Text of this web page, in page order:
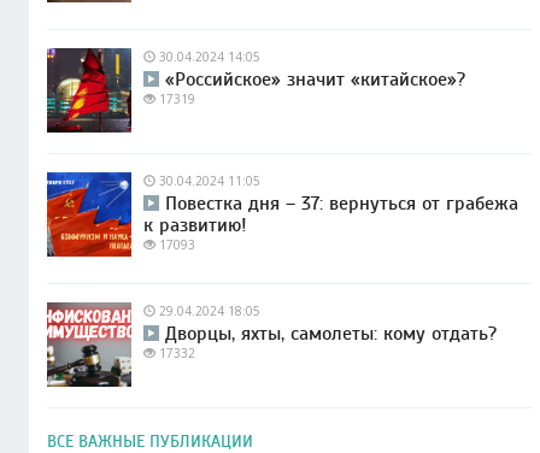
30.04.2024 14:05
«Российское» значит «китайское»?
17319
30.04.2024 11:05
Повестка дня – 37: вернуться от грабежа
к развитию!
17093
29.04.2024 18:05
Дворцы, яхты, самолеты: кому отдать?
17332
ВСЕ ВАЖНЫЕ ПУБЛИКАЦИИ